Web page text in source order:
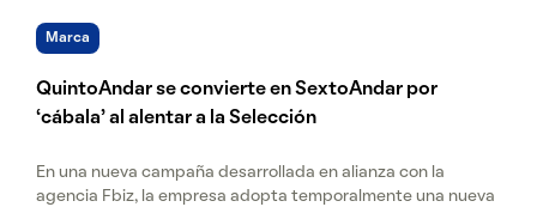
Marca
QuintoAndar se convierte en SextoAndar por
‘cábala’ al alentar a la Selección
En una nueva campaña desarrollada en alianza con la
agencia Fbiz, la empresa adopta temporalmente una nueva